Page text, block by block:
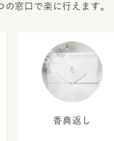
窓口で楽に行えます。
香典返し